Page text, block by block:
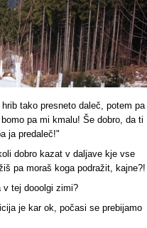
tako presneto daleč, potem pa
pa mi kmalu! Še dobro, da ti
ja predaleč!"
dobro kazat v daljave kje vse
pa moraš koga podražit, kajne?!
v tej dooolgi zimi?
je kar ok, počasi se prebijamo